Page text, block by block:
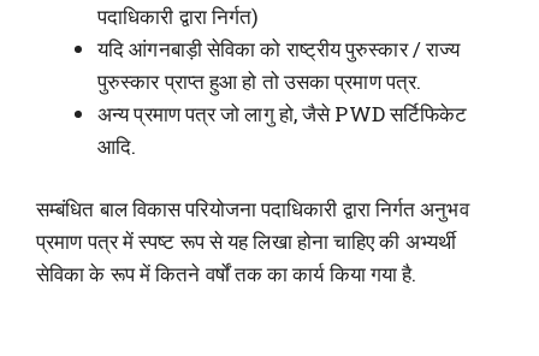
पदाधिकारी द्वारा निर्गत)
यदि आंगनबाड़ी सेविका को राष्ट्रीय पुरुस्कार / राज्य
पुरुस्कार प्राप्त हुआ हो तो उसका प्रमाण पत्र.
अन्य प्रमाण पत्र जो लागु हो, जैसे PWD सर्टिफिकेट
आदि.
सम्बंधित बाल विकास परियोजना पदाधिकारी द्वारा निर्गत अनुभव
प्रमाण पत्र में स्पष्ट रूप से यह लिखा होना चाहिए की अभ्यर्थी
सेविका के रूप में कितने वर्षों तक का कार्य किया गया है.